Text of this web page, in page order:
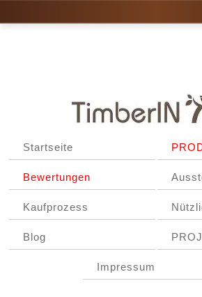
Startseite
Bewertungen
Kaufprozess
Blog
Impressum